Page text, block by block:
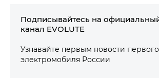
Подписывайтесь на
канал EVOLUTE
Узнавайте первым новости первого
электромобиля России